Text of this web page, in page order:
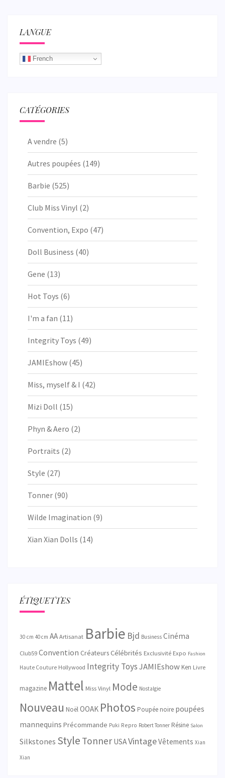
LANGUE
French
CATÉGORIES
A vendre (5)
Autres poupées (149)
Barbie (525)
Club Miss Vinyl (2)
Convention, Expo (47)
Doll Business (40)
Gene (13)
Hot Toys (6)
I'm a fan (11)
Integrity Toys (49)
JAMIEshow (45)
Miss, myself & I (42)
Mizi Doll (15)
Phyn & Aero (2)
Portraits (2)
Style (27)
Tonner (90)
Wilde Imagination (9)
Xian Xian Dolls (14)
ÉTIQUETTES
30 cm 40 cm AA Artisanat Barbie Bjd Business Cinéma
Club59 Convention CréateursCélébrités Exclusivité Expo Fashion
Haute Couture Hollywood Integrity ToysJAMIEshow Ken Livre
magazine Mattel Miss Vinyl Mode Nostalgie
Nouveau NoëlOOAK Photos Poupée noire poupées
mannequins Précommande Puki Repro Robert Tonner Résine Salon
Silkstones Style Tonner USAVintageVêtements Xian
Xian